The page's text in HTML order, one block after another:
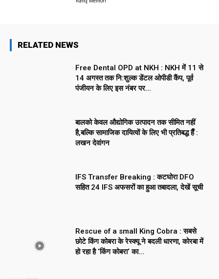
RELATED NEWS
Free Dental OPD at NKH : NKH में 11 से
14 अगस्त तक नि:शुल्क डेंटल ओपीडी कैंप, पूर्व
पंजीयन के लिए इस नंबर पर...
बालको केवल औद्योगिक उत्पादन तक सीमित नहीं
है,बल्कि सामाजिक दायित्वों के लिए भी प्रतिबद्ध हैँ :
लखन देवांगन
IFS Transfer Breaking : कटघोरा DFO
सहित 24 IFS अफसरों का हुआ तबादला, देखें सूची
Rescue of a small King Cobra : सबसे
छोटे किंग कोबरा के रेस्क्यू ने बदली धारणा, कोरबा में
हो रहा है ‘किंग कोबरा‘ का...